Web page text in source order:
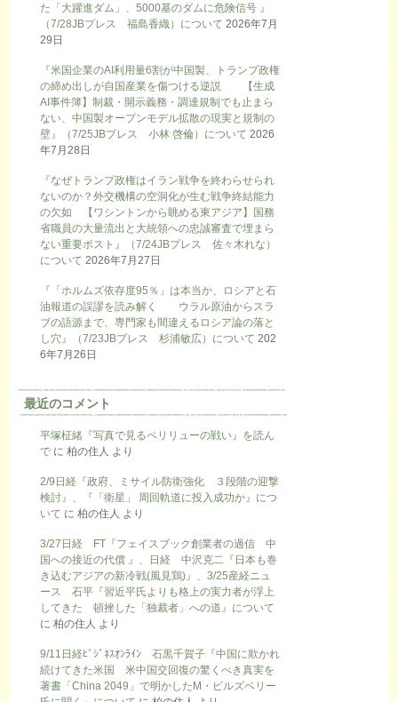
た「大躍進ダム」、5000基のダムに危険信号 』
（7/28JBプレス 福島香織）について 2026年7月
29日
『米国企業のAI利用量6割が中国製、トランプ政権
の締め出しが自国産業を傷つける逆説 【生成
AI事件簿】制裁・開示義務・調達規制でも止まら
ない、中国製オープンモデル拡散の現実と規制の
壁』（7/25JBプレス 小林 啓倫）について 2026
年7月28日
『なぜトランプ政権はイラン戦争を終わらせられ
ないのか？外交機構の空洞化が生む戦争終結能力
の欠如 【ワシントンから眺める東アジア】国務
省職員の大量流出と大統領への忠誠審査で埋まら
ない重要ポスト』（7/24JBプレス 佐々木れな）
について 2026年7月27日
『「ホルムズ依存度95％」は本当か、ロシアと石
油報道の誤謬を読み解く ウラル原油からスラ
ブの語源まで、専門家も間違えるロシア論の落と
し穴』（7/23JBプレス 杉浦敏広）について 202
6年7月26日
最近のコメント
平塚柾緒『写真で見るペリリューの戦い』を読ん
で に 柏の住人 より
2/9日経『政府、ミサイル防衛強化 ３段階の迎撃
検討』、『「衛星」 周回軌道に投入成功か』につ
いて に 柏の住人 より
3/27日経 FT『フェイスブック創業者の過信 中
国への接近の代償 』、日経 中沢克二『日本も巻
き込むアジアの新冷戦(風見鶏)』、3/25産経ニュ
ース 石平『習近平氏よりも格上の実力者が浮上
してきた 頓挫した「独裁者」への道』について
に 柏の住人 より
9/11日経ﾋﾞｼﾞﾈｽｵﾝﾗｲﾝ 石黒千賀子『中国に欺かれ
続けてきた米国 米中国交回復の驚くべき真実を
著書「China 2049」で明かしたM・ピルズベリー